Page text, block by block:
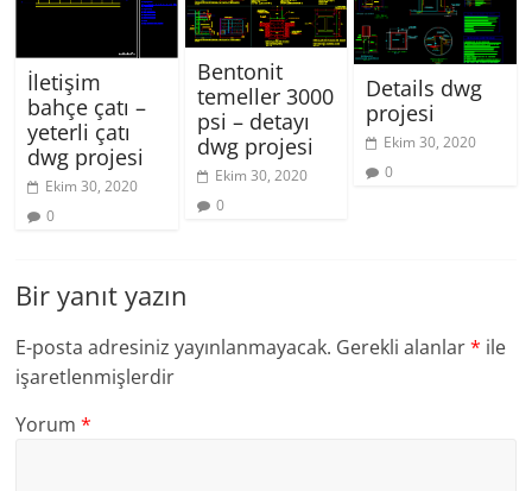
İletişim
bahçe çatı –
yeterli çatı
dwg projesi
Ekim 30, 2020
0
Bentonit
temeller 3000
psi – detayı
dwg projesi
Ekim 30, 2020
0
Details dwg
projesi
Ekim 30, 2020
0
Bir yanıt yazın
E-posta adresiniz yayınlanmayacak. Gerekli alanlar* ile
işaretlenmişlerdir
Yorum*